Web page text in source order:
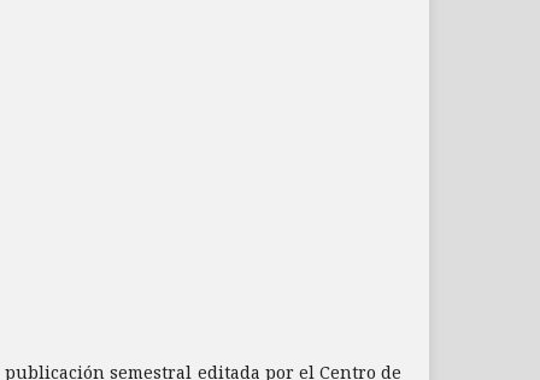
publicación semestral editada por el Centro de